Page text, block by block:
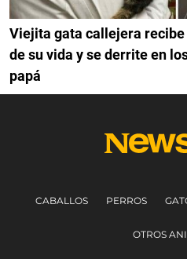
Viejita gata callejera
de su vida y se derrite en
papá
CABALLOS PERROS
OTROS